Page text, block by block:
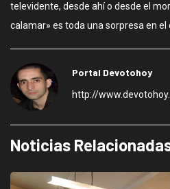
televidente, desde ahí o desde el
calamar» es toda una sorpresa en el
Portal Devotohoy
http://
Noticias